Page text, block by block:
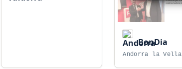
BonDia
Andorra la Vella